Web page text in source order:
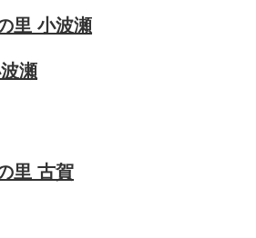
里 小波瀬
瀬
里 古賀